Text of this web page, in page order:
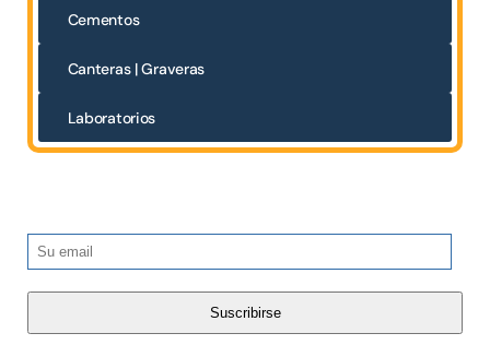
Cementos
Canteras | Graveras
Laboratorios